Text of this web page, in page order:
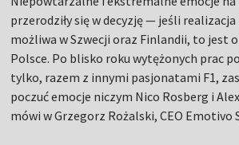
przerodziły się w decyzję — jeśli
możliwa w Szwecji oraz Finlandii, to jest
Polsce. Po blisko roku wytężonych prac
tylko, razem z innymi pasjonatami F1,
poczuć emocje niczym Nico Rosberg i
mówi w Grzegorz Rożalski, CEO Emotivo